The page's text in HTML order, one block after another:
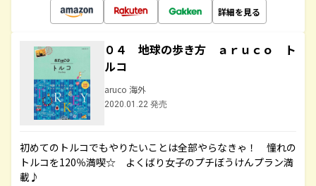
詳細を見る
０４ 地球の歩き方 ａｒｕｃｏ ト
ルコ
aruco 海外
2020.01.22 発売
初めてのトルコでもやりたいことは全部やらなきゃ！ 憧れの
トルコを120％満喫☆ よくばり女子のプチぼうけんプラン満
載♪